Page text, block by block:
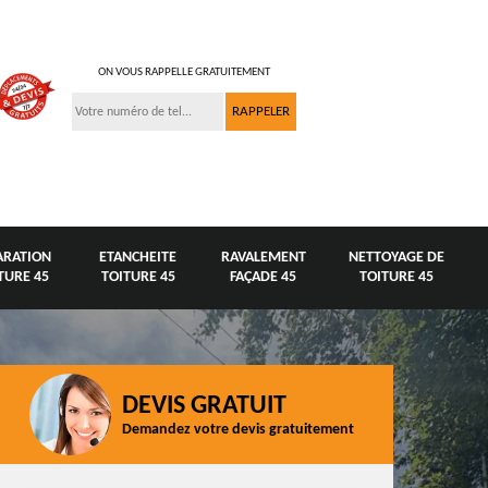
ON VOUS RAPPELLE GRATUITEMENT
45
ETANCHEITE
TOITURE 45
RAVALEMENT
FAÇADE 45
NETTOYAGE DE
TOITURE 45
DEVIS GRATUIT
Demandez votre devis gratuitement